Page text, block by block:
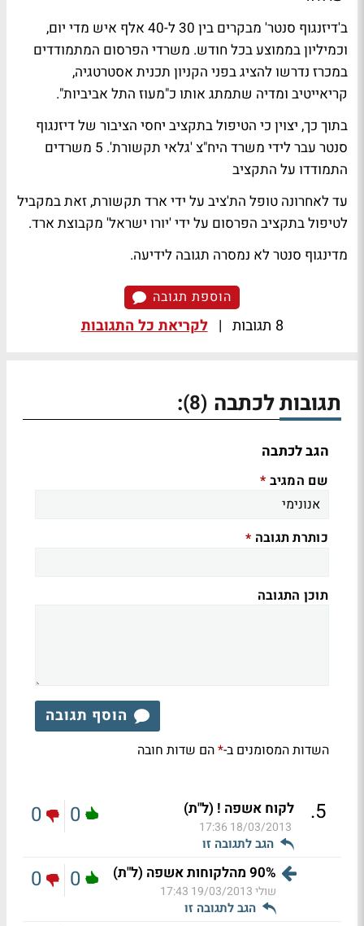
ב'דיזנגוף סנטר' מבקרים בין 30 ל-40 אלף איש מדי יום,
וכמיליון בממוצע בכל חודש. משרדי הפרסום המתמודדים
במכרז נדרשו להציג בפני הקניון תכנית אסטרטגיה,
קריאייטיב ומדיה שתמתג אותו כ"מעוז התל אביביות".
בתוך כך, יצוין כי הטיפול בתקציב יחסי הציבור של דיזנגוף
סנטר עבר לידי משרד היח"צ 'גלאי תקשורת'. 5 משרדים
התמודדו על התקציב
עד לאחרונה טופל הת'ציב על ידי ארד תקשורת, זאת במקביל
לטיפול בתקציב הפרסום על ידי 'יורו ישראל' מקבוצת ארד.
מדינגוף סנטר לא נמסרה תגובה לידיעה.
הוספת תגובה
8 תגובות | לקריאת כל התגובות
תגובות לכתבה (8)
:
הגב לכתבה
שם המגיב *
כותרת תגובה *
תוכן התגובה
הוסף תגובה
השדות המסומנים ב-*הם שדות חובה
5
. לקוח אשפה ! (ל"ת)
18/03/2013 17:36
הגב לתגובה זו
0
0
90% מהלקוחות אשפה (ל"ת)
שולי19/03/2013 17:43
הגב לתגובה זו
0
0